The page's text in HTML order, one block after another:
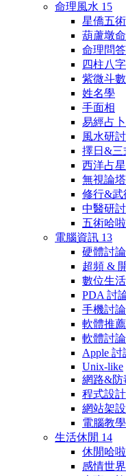
命理風水 15
星僑五
葫蘆墩
命理問答
四柱八字
紫微斗數
姓名學
手面相
易經占卜
風水研討
擇日&三
西洋占星
無視論
修行&武
中醫研討
五術哈啦
電腦資訊 13
硬體討論
超頻 &
數位生活
PDA 討
手機討
軟體推薦
軟體討論
Apple 討
Unix-like
網路&防
程式設計
網站架設
電腦教
生活休閒 14
休閒哈啦
感情世界